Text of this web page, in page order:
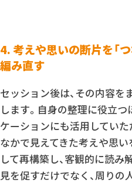
4. 考えや思いの断片を「
編み直す
セッション後は、その内容
します。自身の整理に役立つ
ケーションにも活用してい
なかで見えてきた考えや思い
して再構築し、客観的に読み
見を促すだけでなく、周り